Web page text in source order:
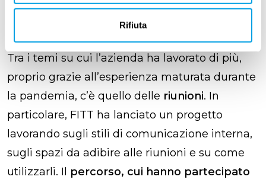
Rifiuta
responsabili e gli altri colleghi,vivere il proprio
è importantissimo».
Tra i temi su cui l’azienda ha lavorato di più,
proprio grazie all’esperienza maturata durante
la pandemia, c’è quello delle riunioni. In
particolare, FITT ha lanciato un progetto
lavorando sugli stili di comunicazione interna,
sugli spazi da adibire alle riunioni e su come
utilizzarli. Il percorso, cui hanno partecipato